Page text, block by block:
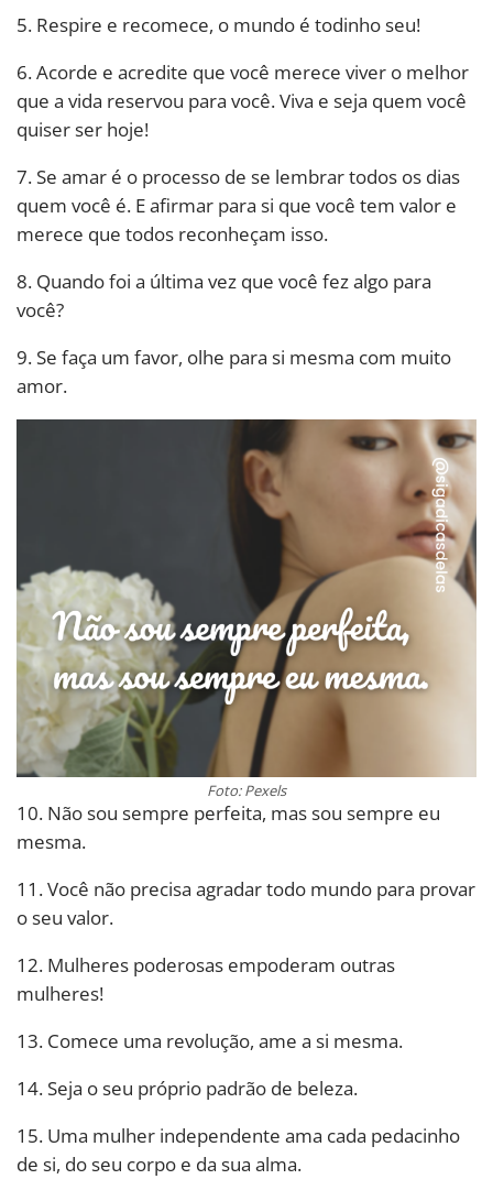
5. Respire e recomece, o mundo é todinho seu!
6. Acorde e acredite que você merece viver o melhor
que a vida reservou para você. Viva e seja quem você
quiser ser hoje!
7. Se amar é o processo de se lembrar todos os dias
quem você é. E afirmar para si que você tem valor e
merece que todos reconheçam isso.
8. Quando foi a última vez que você fez algo para
você?
9. Se faça um favor, olhe para si mesma com muito
amor.
Foto: Pexels
10. Não sou sempre perfeita, mas sou sempre eu
mesma.
11. Você não precisa agradar todo mundo para provar
o seu valor.
12. Mulheres poderosas empoderam outras
mulheres!
13. Comece uma revolução, ame a si mesma.
14. Seja o seu próprio padrão de beleza.
15. Uma mulher independente ama cada pedacinho
de si, do seu corpo e da sua alma.